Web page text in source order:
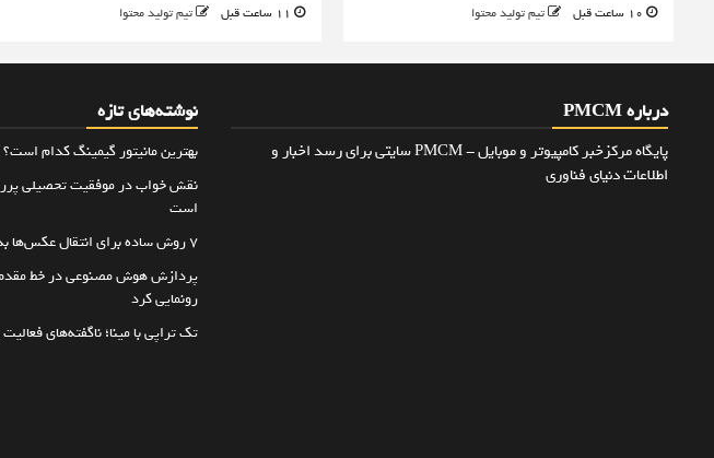
تیم تولید محتوا تیم تولید محتوا
درباره PMCM
پایگاه مرکزخبر کامپیوتر و موبایل - PMCM سایتی برای رسد اخبار و
اطلاعات دنیای فناوری
نوشته‌های تازه
بهترین مانیتور گیمینگ کدام است؟
نقش خواب در موفقیت تحصیلی
است
۷ روش ساده برای انتقال عکس‌ها بدون افت کیفیت
پردازش هوش مصنوعی در خط مقدم؛
رونمایی کرد
تک تراپی با مینا؛ ناگفته‌های